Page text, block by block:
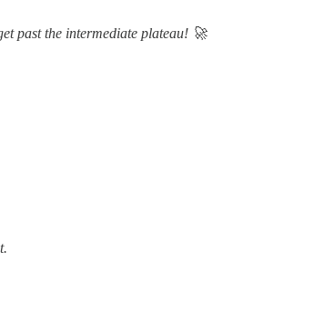
past the intermediate plateau! 🚀